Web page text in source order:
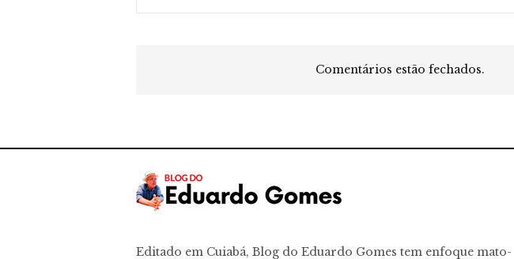
Comentários estão fechados.
Editado em Cuiabá, Blog do Eduardo Gomes tem enfoque mato-